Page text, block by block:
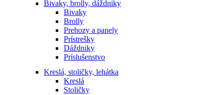
Bivaky, brolly, dáždniky
Bivaky
Brolly
Prehozy a panely
Prístrešky
Dáždniky
Príslušenstvo
Kreslá, stoličky, lehátka
Kreslá
Stoličky